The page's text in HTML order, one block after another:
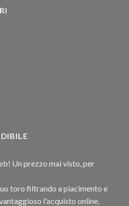
Un prezzo mai visto, per
toro filtrando a piacimento e
l'acquisto online.